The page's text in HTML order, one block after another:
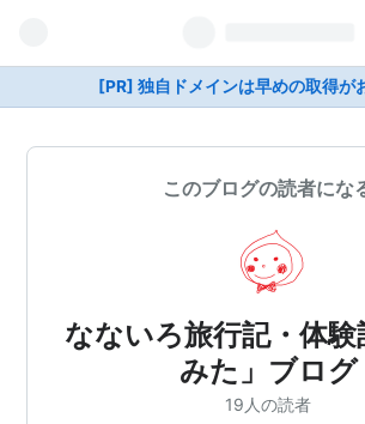
[PR] 独自ドメインは早めの取得が
このブログの読者にな
なないろ旅行記・体験
みた」ブログ
19人の読者